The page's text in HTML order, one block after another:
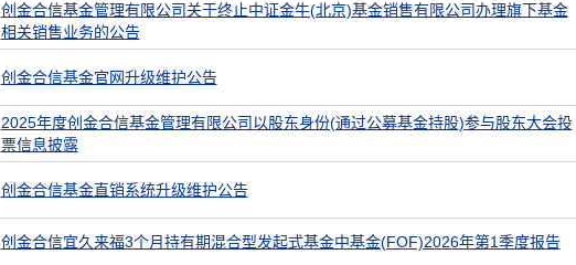
创金合信基金管理有限公司关于终止中证金牛(北京)基金销售有限公司办理旗下基金
相关销售业务的公告
创金合信基金官网升级维护公告
2025年度创金合信基金管理有限公司以股东身份(通过公募基金持股)参与股东大会投
票信息披露
创金合信基金直销系统升级维护公告
创金合信宜久来福3个月持有期混合型发起式基金中基金(FOF)2026年第1季度报告